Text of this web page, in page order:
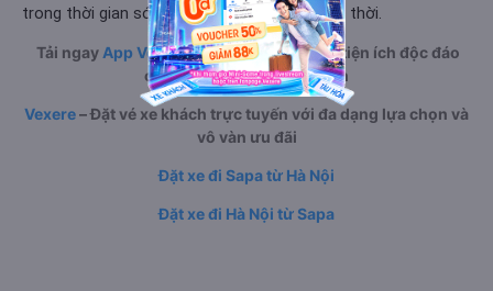
trong thời gian sớm nhất để được hỗ trợ kịp thời.
Tải ngay App Vexeređể tận hưởng nhiều tiện ích độc đáo
cho chuyến đi trọn vẹn hơn
Vexere– Đặt vé xe khách trực tuyến với đa dạng lựa chọn và
vô vàn ưu đãi
Đặt xe đi Sapa từ Hà Nội
Đặt xe đi Hà Nội từ Sapa